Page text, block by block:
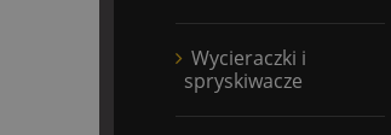
Wycieraczki i
spryskiwacze